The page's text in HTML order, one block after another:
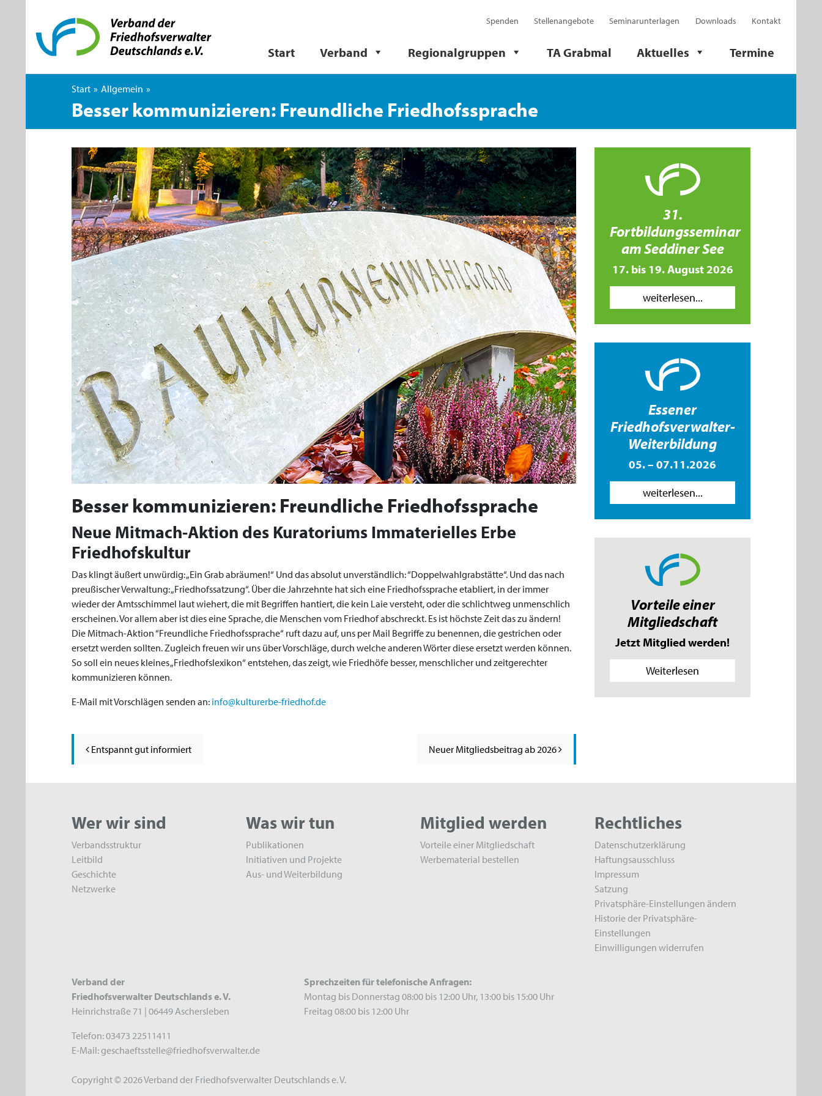
Spenden Stellenangebote Seminarunterlagen Downloads Kontakt
Start Verband Regionalgruppen TA Grabmal Aktuelles Termine
Start » Allgemein »
Besser kommunizieren: Freundliche Friedhofssprache
Besser kommunizieren: Freundliche Friedhofssprache
Neue Mitmach-Aktion des Kuratoriums Immaterielles Erbe
Friedhofskultur
Das klingt äußert unwürdig: „Ein Grab abräumen!“ Und das absolut unverständlich: “Doppelwahlgrabstätte“. Und das nach
preußischer Verwaltung: „Friedhofssatzung“. Über die Jahrzehnte hat sich eine Friedhofssprache etabliert, in der immer
wieder der Amtsschimmel laut wiehert, die mit Begriffen hantiert, die kein Laie versteht, oder die schlichtweg unmenschlich
erscheinen. Vor allem aber ist dies eine Sprache, die Menschen vom Friedhof abschreckt. Es ist höchste Zeit das zu ändern!
Die Mitmach-Aktion “Freundliche Friedhofssprache“ ruft dazu auf, uns per Mail Begriffe zu benennen, die gestrichen oder
ersetzt werden sollten. Zugleich freuen wir uns über Vorschläge, durch welche anderen Wörter diese ersetzt werden können.
So soll ein neues kleines „Friedhofslexikon“ entstehen, das zeigt, wie Friedhöfe besser, menschlicher und zeitgerechter
kommunizieren können.
E-Mail mit Vorschlägen senden an: info@kulturerbe-friedhof.de
Entspannt gut informiert Neuer Mitgliedsbeitrag ab 2026
31.
Fortbildungsseminar
am Seddiner See
17. bis 19. August 2026
weiterlesen...
Essener
Friedhofsverwalter-
Weiterbildung
05. – 07.11.2026
weiterlesen...
Vorteile einer
Mitgliedschaft
Jetzt Mitglied werden!
Weiterlesen
Wer wir sind
Verbandsstruktur
Leitbild
Geschichte
Netzwerke
Was wir tun
Publikationen
Initiativen und Projekte
Aus- und Weiterbildung
Mitglied werden
Vorteile einer Mitgliedschaft
Werbematerial bestellen
Rechtliches
Datenschutzerklärung
Haftungsausschluss
Impressum
Satzung
Privatsphäre-Einstellungen ändern
Historie der Privatsphäre-
Einstellungen
Einwilligungen widerrufen
Verband der
Friedhofsverwalter Deutschlands e. V.
Heinrichstraße 71 | 06449 Aschersleben
Telefon: 03473 22511411
E-Mail: geschaeftsstelle@friedhofsverwalter.de
Sprechzeiten für telefonische Anfragen:
Montag bis Donnerstag 08:00 bis 12:00 Uhr, 13:00 bis 15:00 Uhr
Freitag 08:00 bis 12:00 Uhr
Copyright © 2026 Verband der Friedhofsverwalter Deutschlands e. V.